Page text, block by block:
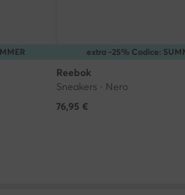
extra -25% Codice:
Reebok
Sneakers · Nero
76,95 €